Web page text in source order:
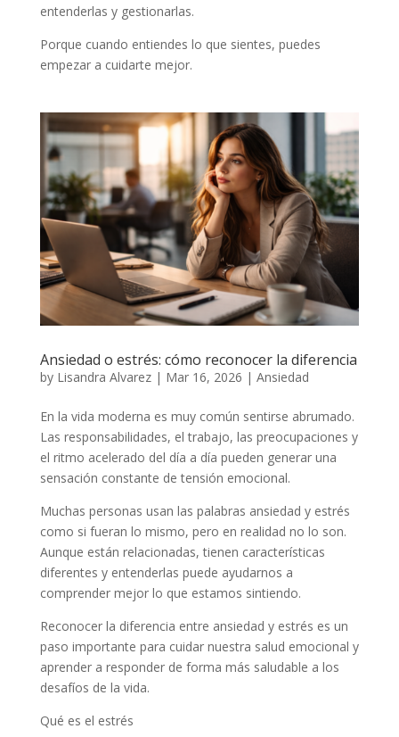
entenderlas y gestionarlas.
Porque cuando entiendes lo que sientes, puedes
empezar a cuidarte mejor.
Ansiedad o estrés: cómo reconocer la diferencia
by Lisandra Alvarez| Mar 16, 2026 | Ansiedad
En la vida moderna es muy común sentirse abrumado.
Las responsabilidades, el trabajo, las preocupaciones y
el ritmo acelerado del día a día pueden generar una
sensación constante de tensión emocional.
Muchas personas usan las palabras ansiedad y estrés
como si fueran lo mismo, pero en realidad no lo son.
Aunque están relacionadas, tienen características
diferentes y entenderlas puede ayudarnos a
comprender mejor lo que estamos sintiendo.
Reconocer la diferencia entre ansiedad y estrés es un
paso importante para cuidar nuestra salud emocional y
aprender a responder de forma más saludable a los
desafíos de la vida.
Qué es el estrés